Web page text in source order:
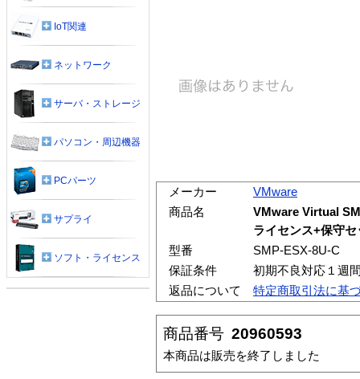
メーカー
VMware
商品名
VMware Virtual
ライセンス+保守セ
型番
SMP-ESX-8U-C
保証条件
初期不良対応１週
返品について
特定商取引法に基
商品番号 20960593
本商品は販売を終了しました
IoT関連
ネットワーク
サーバ・ストレージ
パソコン・周辺機器
PCパーツ
サプライ
ソフト・ライセンス